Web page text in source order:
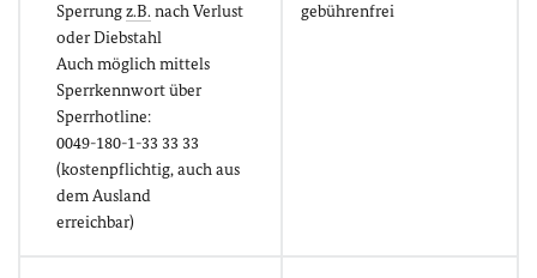
Sperrungz.B. nach Verlust
oder Diebstahl
Auch möglich mittels
Sperrkennwort über
Sperrhotline:
0049-180-1-33 33 33
(kostenpflichtig, auch aus
dem Ausland
erreichbar)
gebührenfrei